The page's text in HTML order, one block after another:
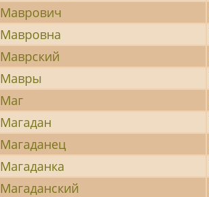
Маврович
Мавровна
Маврский
Мавры
Маг
Магадан
Магаданец
Магаданка
Магаданский